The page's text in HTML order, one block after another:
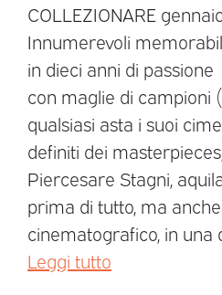
COLLEZIONARE
Innumerevoli
in dieci anni di
con maglie di campioni
qualsiasi asta i suoi
definiti dei
Piercesare Stagni,
prima di tutto, ma
cinematografico, in una
Leggi tutto